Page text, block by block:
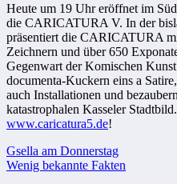
Heute um 19 Uhr eröffnet im
die CARICATURA V. In der
präsentiert die CARICATURA
Zeichnern und über 650
Gegenwart der Komischen
documenta-Kuckern eins a
auch Installationen und
katastrophalen Kasseler
www.caricatura5.de!
Beitragsnavigation
Gsella am Donnerstag
Wenig bekannte Fakten